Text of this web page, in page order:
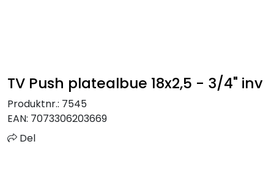
TV Push platealbue 18x2,5 - 3/4" inv
Produktnr.: 7545
EAN: 7073306203669
Del
Varmeanlegg
Outlet